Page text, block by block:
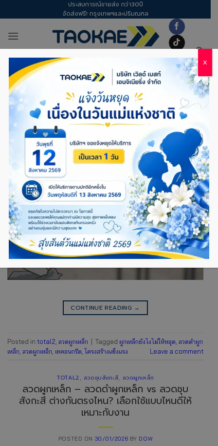
to
ประสบการณ์ขายส่ง กว่า30ปี
จัดส่งฟรี! กรุงเทพฯและปริมณฑล
CATEGORY ARCHIVES:ลวดผูกเหล็ก
TOTAL2,ลวดผูกเหล็ก
ลวดผูกเหล็ก- ผูกเหล็กยังไงไม่ให้หลุด ก่อนเท
คอนกรีต | เทคนิคช่างที่ช่วยลดงานแก้
POSTED ON30/01/2026 BY DOW
CONTINUE READING →
Posted in total2 ลวดผูกเหล็ก Tagged ผูกเหล็กยังไงไม่ให้หลุด ลวดดำผูก
เหล็ก ลวดผูกเหล็ก เทคอนกรีต ,โครงสร้างแข็งแรง Leave a comment
TOTAL2, ลวดชุบสังกะสี, ลวดผูกเหล็ก
ลวดผูกเหล็ก – ลวดดำผูกเหล็ก vs ลวดชุบ
สังกะสี ต่างกันตรงไหน? เลือกใช้แบบไหนดีให้
เหมาะกับงาน
POSTED ON 30/01/2026 BY DOW
X